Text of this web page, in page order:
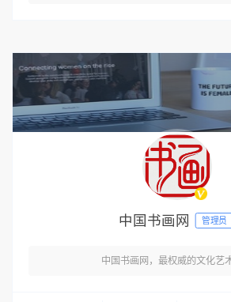
中国书画网 管理员
中国书画网，最权威的文化艺